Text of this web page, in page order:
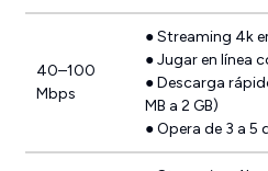
40–100
Mbps
● Streaming 4k
● Jugar en línea
● Descarga
MB a 2 GB)
● Opera de 3 a